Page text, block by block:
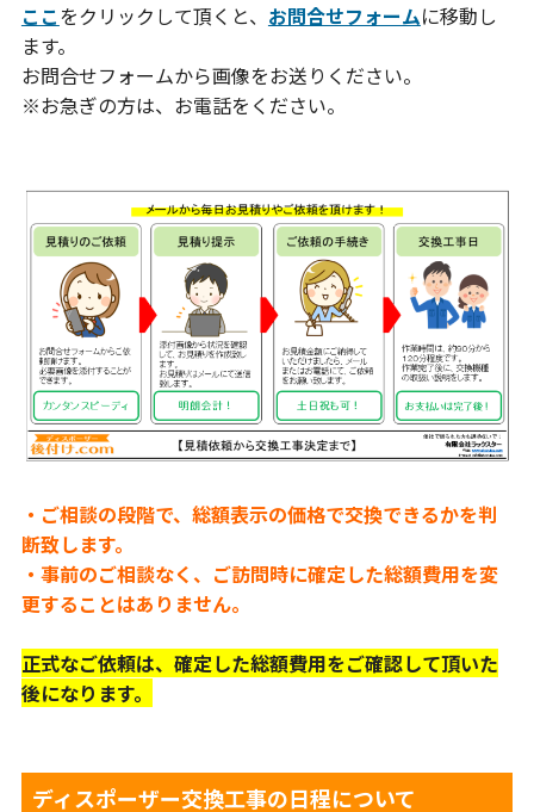
ここをクリックして頂くと、 お問合せフォームに移動し
ます。
お問合せフォームから画像をお送りください。
※お急ぎの方は、お電話をください。
・ご相談の段階で、総額表示の価格で交換できるかを判
断致します。
・事前のご相談なく、ご訪問時に確定した総額費用を変
更することはありません。
正式なご依頼は、確定した総額費用をご確認して頂いた
後になります。
ディスポーザー交換工事の日程について